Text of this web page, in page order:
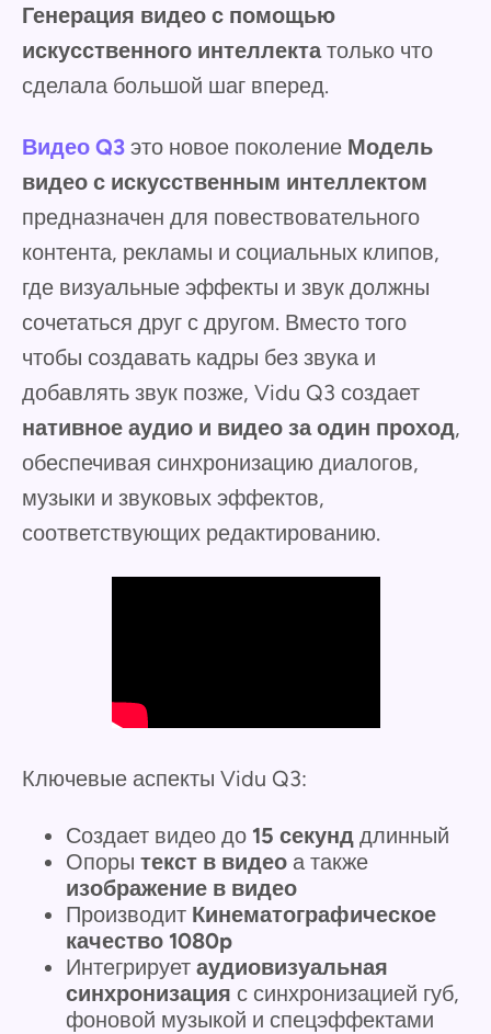
Генерация видео с помощью
искусственного интеллектатолько что
сделала большой шаг вперед.
Видео Q3 это новое поколение Модель
видео с искусственным интеллектом
предназначен для повествовательного
контента, рекламы и социальных клипов,
где визуальные эффекты и звук должны
сочетаться друг с другом. Вместо того
чтобы создавать кадры без звука и
добавлять звук позже, Vidu Q3 создает
нативное аудио и видео за один проход,
обеспечивая синхронизацию диалогов,
музыки и звуковых эффектов,
соответствующих редактированию.
Ключевые аспекты Vidu Q3:
Создает видео до 15 секунд длинный
Опоры текст в видео а также
изображение в видео
Производит Кинематографическое
качество 1080p
Интегрирует аудиовизуальная
синхронизация с синхронизацией губ,
фоновой музыкой и спецэффектами